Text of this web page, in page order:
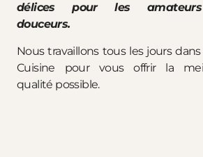
délices pour les
douceurs.
Nous travaillons tous les jours
Cuisine pour vous offrir la
qualité possible.